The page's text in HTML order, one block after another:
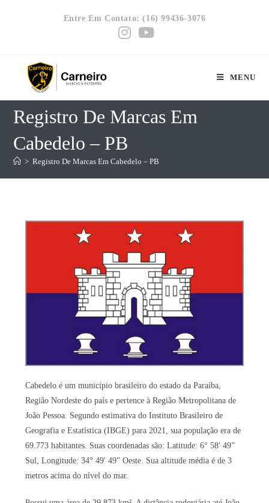
Entre Em Contato: (16) 99436-3076
MENU
Registro De Marcas Em
Cabedelo – PB
> Registro De Marcas Em Cabedelo – PB
Cabedelo é um município brasileiro do estado da Paraíba,
Região Nordeste do país e pertence à Região Metropolitana de
João Pessoa. Segundo estimativa do Instituto Brasileiro de
Geografia e Estatística (IBGE) para 2021, sua população era de
69.773 habitantes. Suas coordenadas são: Latitude: 6° 58′ 49”
Sul, Longitude: 34° 49′ 49” Oeste. Sua altitude média é de 3
metros acima do nível do mar.